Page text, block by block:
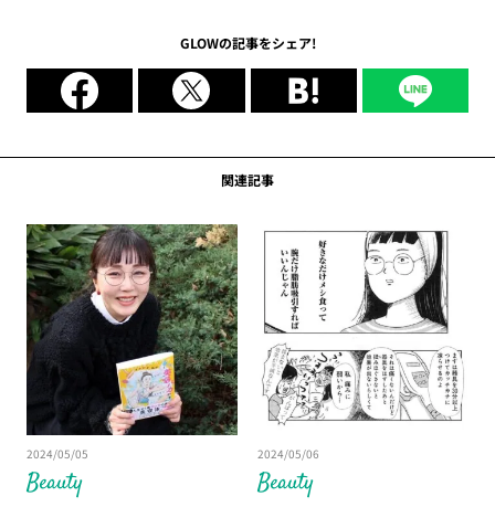
GLOWの記事をシェア!
関連記事
Beauty
2024/05/05
Beauty
2024/05/06